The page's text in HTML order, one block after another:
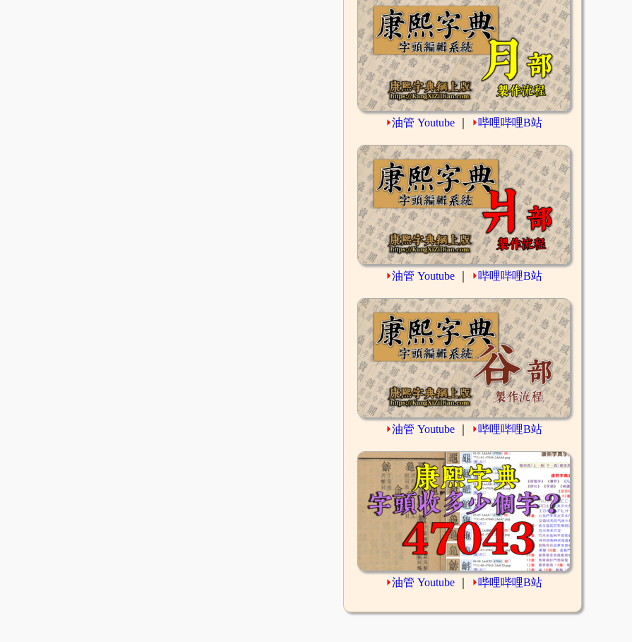
⏵油管 Youtube ⏵哔哩哔哩B站
⏵油管 Youtube ⏵哔哩哔哩B站
⏵油管 Youtube ⏵哔哩哔哩B站
⏵油管 Youtube ⏵哔哩哔哩B站